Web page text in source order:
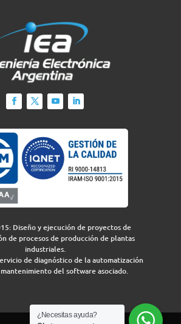
Diseño y ejecución de proyectos de
de procesos de producción de plantas
industriales.
de diagnóstico de la automatización
del software asociado.
¿Necesitas ayuda?